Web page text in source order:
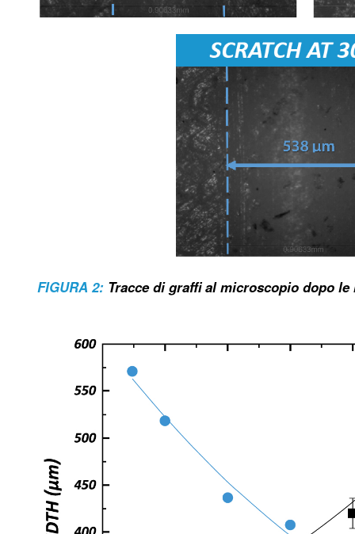
FIGURA 2:Tracce di graffi al microscopio dopo